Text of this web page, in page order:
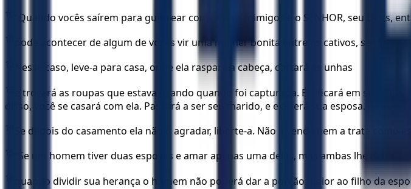
10 “Quando vocês saírem para guerrear contra seus inimigos e o SENHOR, seu Deus,
11 pode acontecer de algum de vocês vir uma mulher bonita entre os cativos, sentir-se
12 Nesse caso, leve-a para casa, onde ela raspará a cabeça, cortará as unhas
13
e trocará as roupas que estava usando quando foi capturada. Ela ficará em sua
disso, você se casará com ela. Passará a ser seu marido, e ela será sua esposa.
14 Se depois do casamento ela não o agradar, liberte-a. Não a venda nem a trate como
15 “Se um homem tiver duas esposas e amar apenas uma delas, mas ambas lhe
16 quando dividir sua herança o homem não poderá dar a porção maior ao filho da